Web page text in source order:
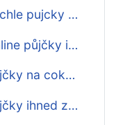
Rychle pujcky do vyplaty
Online půjčky ihned na účet do výplaty
Půjčky na cokoliv do výplaty
Půjčky ihned zdarma do výplaty